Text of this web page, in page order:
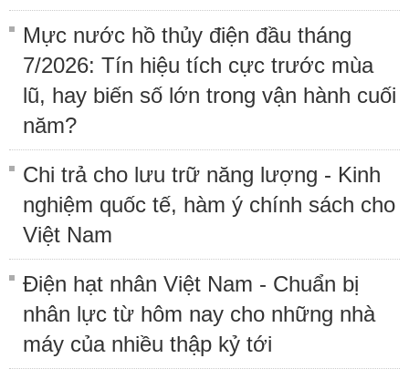
Mực nước hồ thủy điện đầu tháng
7/2026: Tín hiệu tích cực trước mùa
lũ, hay biến số lớn trong vận hành cuối
năm?
Chi trả cho lưu trữ năng lượng - Kinh
nghiệm quốc tế, hàm ý chính sách cho
Việt Nam
Điện hạt nhân Việt Nam - Chuẩn bị
nhân lực từ hôm nay cho những nhà
máy của nhiều thập kỷ tới